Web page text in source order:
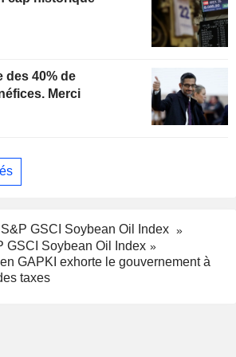
des 40% de
Merci
S&P GSCI Soybean Oil Index
GSCI Soybean Oil Index
GAPKI exhorte le gouvernement à
taxes